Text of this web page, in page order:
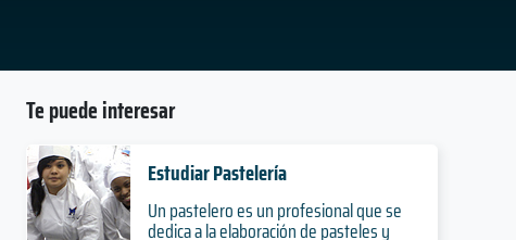
Te puede interesar
Estudiar Pastelería
Un pastelero es un profesional que se
dedica a la elaboración de pasteles y